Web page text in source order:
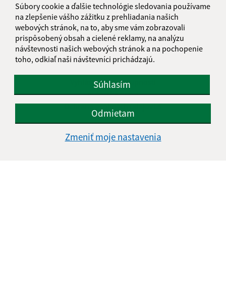
Súbory cookie a ďalšie technológie sledovania používame
na zlepšenie vášho zážitku z prehliadania našich
webových stránok, na to, aby sme vám zobrazovali
prispôsobený obsah a cielené reklamy, na analýzu
návštevnosti našich webových stránok a na pochopenie
toho, odkiaľ naši návštevníci prichádzajú.
Súhlasím
Odmietam
Zmeniť moje nastavenia
Informácie o stránke:
Vyhlásenie o prístupnosti
Autorské práva
Ochrana osobných údajov
Navigácia:
Vytlačiť aktuálnu stránku